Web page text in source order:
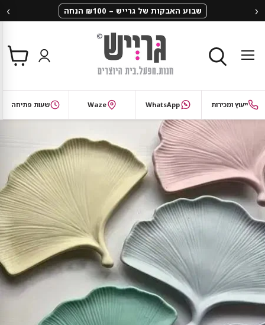
‹ שבוע האבקות של גרייש – ₪100 הנחה ›
תפריט
צפי
בסל
ייעוץ ומכירות WhatsApp
Waze שעות פתיחה